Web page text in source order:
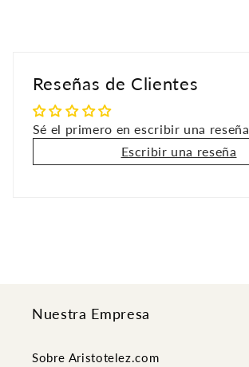
Reseñas de Clientes
Sé el primero en escribir una reseña
Escribir una reseña
Nuestra Empresa
Sobre Aristotelez.com